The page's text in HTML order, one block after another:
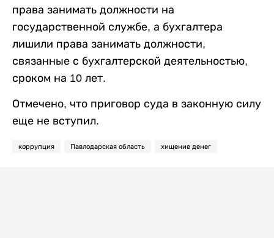
права занимать должности на
государственной службе, а бухгалтера
лишили права занимать должности,
связанные с бухгалтерской деятельностью,
сроком на 10 лет.
Отмечено, что приговор суда в законную силу
еще не вступил.
коррупция Павлодарская область хищение денег